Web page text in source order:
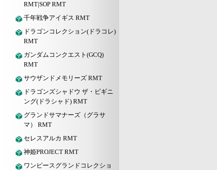
RMT|SOP RMT
千年戦争アイギス RMT
ドラゴンコレクション(ドラコレ)
RMT
ガンダムコンクエスト(GCQ)
RMT
サウザンドメモリーズ RMT
ドラゴンズシャドウ ザ・ビギニ
ング(ドラシャド) RMT
グランドサマナーズ（グラサ
マ） RMT
セレスアルカ RMT
神姫PROJECT RMT
ワンピースグランドコレクショ